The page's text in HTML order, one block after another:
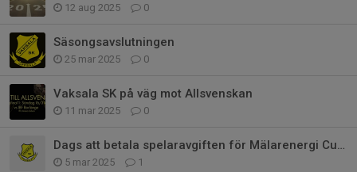
12 aug 2025 0
Säsongsavslutningen
25 mar 2025 0
Vaksala SK på väg mot Allsvenskan
11 mar 2025 0
Dags att betala spelaravgiften för Mälarenergi Cup 12-13 april
5 mar 2025 1